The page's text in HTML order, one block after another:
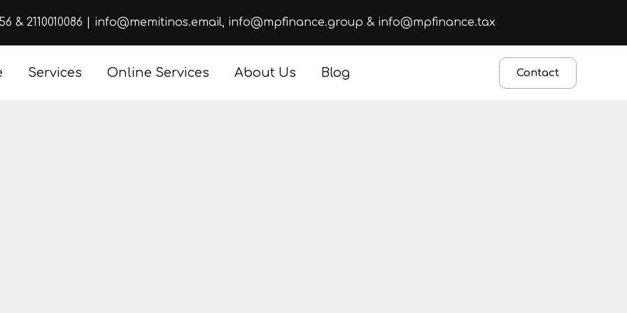
& 2110010086 info@memitinos.email info@mpfinance.group & info@mpfinance.tax
Services Online Services About Us Blog Contact